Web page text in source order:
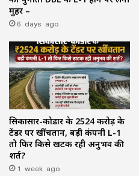
मुहर –
6 days ago
सिकासार-कोडार के ₹2524 करोड़ के
टेंडर पर खींचतान, बड़ी कंपनी L-1
तो फिर किसे खटक रही अनुभव की
शर्त?
1 week ago